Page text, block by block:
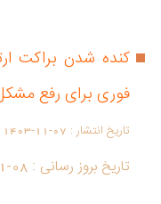
کنده شدن براکت
فوری برای رفع
تاریخ انتشار : 1403-11-07
تاریخ بروز رسانی : 08